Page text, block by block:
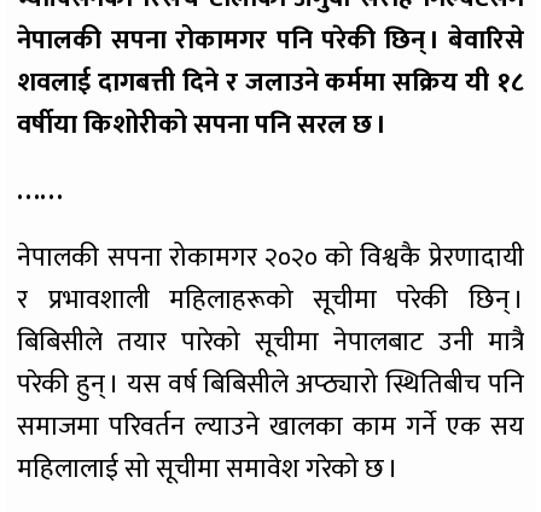
नेपालकी सपना रोकामगर पनि परेकी छिन् । बेवारिसे
शवलाई दागबत्ती दिने र जलाउने कर्ममा सक्रिय यी १८
वर्षीया किशोरीको सपना पनि सरल छ ।
……
नेपालकी सपना रोकामगर २०२० को विश्वकै प्रेरणादायी
र प्रभावशाली महिलाहरूको सूचीमा परेकी छिन् ।
बिबिसीले तयार पारेको सूचीमा नेपालबाट उनी मात्रै
परेकी हुन् । यस वर्ष बिबिसीले अप्ठ्यारो स्थितिबीच पनि
समाजमा परिवर्तन ल्याउने खालका काम गर्ने एक सय
महिलालाई सो सूचीमा समावेश गरेको छ ।